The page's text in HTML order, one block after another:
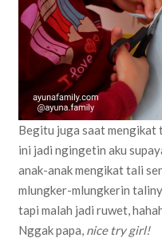
Begitu juga saat mengikat
ini jadi ngingetin aku
anak-anak mengikat tali
mlungker-mlungkerin
tapi malah jadi ruwet,
Nggak papa, nice try girl!